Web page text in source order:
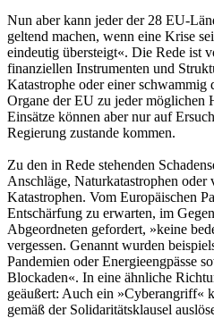
Nun aber kann jeder der 28 EU-
geltend machen, wenn eine Krise
eindeutig übersteigt«. Die Rede ist
finanziellen Instrumenten und
Katastrophe oder einer
Organe der EU zu jeder möglichen
Einsätze können aber nur auf
Regierung zustande kommen.
Zu den in Rede stehenden
Anschläge, Naturkatastrophen oder
Katastrophen. Vom Europäischen
Entschärfung zu erwarten, im
Abgeordneten gefordert, »keine
vergessen. Genannt wurden
Pandemien oder Energieengpässe
Blockaden«. In eine ähnliche
geäußert: Auch ein »Cyberangriff«
gemäß der Solidaritätsklausel